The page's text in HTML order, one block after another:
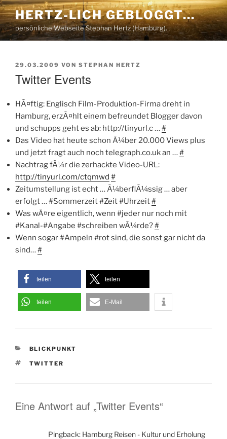
Zum
Inhalt
springen
HERTZ-LICH GEBLOGGT…
persönliche Webseite Stephan Hertz (Hamburg).
VERÖFFENTLICHT
29.03.2009 VON STEPHAN HERTZ
Twitter Events
HÃ¤ftig: Englisch Film-Produktion-Firma dreht in
Hamburg, erzÃ¤hlt einem befreundet Blogger davon
und schupps geht es ab: http://tinyurl.c …#
Das Video hat heute schon Ã¼ber 20.000 Views plus
und jetzt fragt auch noch telegraph.co.uk an …#
Nachtrag fÃ¼r die zerhackte Video-URL:
http://tinyurl.com/ctqmwd #
Zeitumstellung ist echt … Ã¼berflÃ¼ssig … aber
erfolgt … #Sommerzeit #Zeit #Uhrzeit#
Was wÃ¤re eigentlich, wenn #jeder nur noch mit
#Kanal-#Angabe #schreiben wÃ¼rde?#
Wenn sogar #Ampeln #rot sind, die sonst gar nicht da
sind…#
teilen teilen
teilen E-Mail
KATEGORIEN
BLICKPUNKT
SCHLAGWÖRTER
TWITTER
Eine Antwort auf „Twitter Events“
Pingback: Hamburg Reisen - Kultur und Erholung